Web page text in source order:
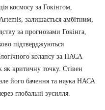
космосу за Гокінгом,
залишається амбітним,
за прогнозами Гокінга,
підтверджуються
колапсу за НАСА
як критичну точку. Стівен
його бачення та наука НАСА
глобальні зусилля.